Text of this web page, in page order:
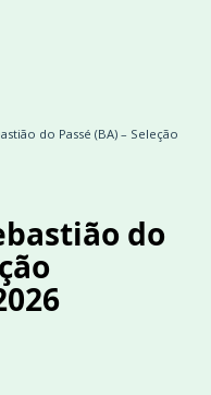
do Passé (BA) – Seleção
do